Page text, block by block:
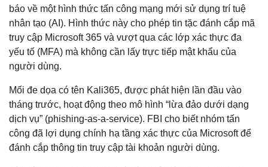
báo về một hình thức tấn công mạng mới sử dụng trí tuệ
nhân tạo (AI). Hình thức này cho phép tin tặc đánh cắp mã
truy cập Microsoft 365 và vượt qua các lớp xác thực đa
yếu tố (MFA) mà không cần lấy trực tiếp mật khẩu của
người dùng.
Mối đe dọa có tên Kali365, được phát hiện lần đầu vào
tháng trước, hoạt động theo mô hình “lừa đảo dưới dạng
dịch vụ” (phishing-as-a-service). FBI cho biết nhóm tấn
công đã lợi dụng chính hạ tầng xác thực của Microsoft để
đánh cắp thông tin truy cập tài khoản người dùng.